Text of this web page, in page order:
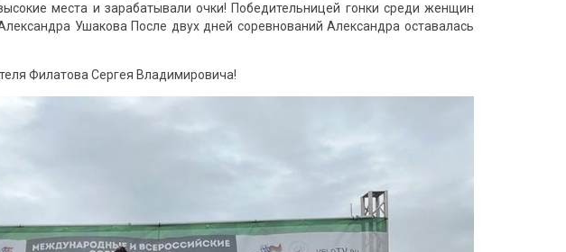
места и зарабатывали очки! Победительницей гонки среди женщин
Ушакова После двух дней соревнований Александра оставалась
Филатова Сергея Владимировича!